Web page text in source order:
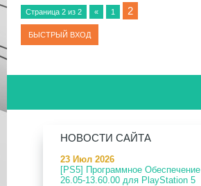
Страница 2 из 2 « 1 2
НОВОСТИ САЙТА
23 Июл 2026
[PS5] Программное Обеспечение
26.05-13.60.00 для PlayStation 5